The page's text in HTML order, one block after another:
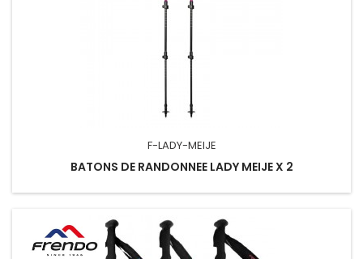
F-LADY-MEIJE
BATONS DE RANDONNEE LADY MEIJE X 2